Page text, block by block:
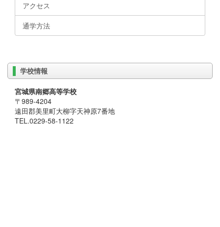
アクセス
通学方法
学校情報
宮城県南郷高等学校
〒989-4204
遠田郡美里町大柳字天神原7番地
TEL.0229-58-1122